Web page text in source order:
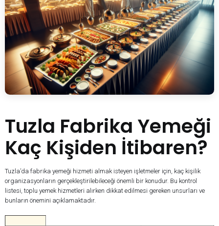
Tuzla Fabrika Yemeği
Kaç Kişiden İtibaren?
Tuzla’da fabrika yemeği hizmeti almak isteyen işletmeler için, kaç kişilik
organizasyonların gerçekleştirilebileceği önemli bir konudur. Bu kontrol
listesi, toplu yemek hizmetleri alırken dikkat edilmesi gereken unsurları ve
bunların önemini açıklamaktadır.